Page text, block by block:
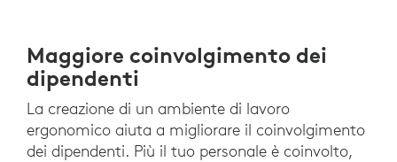
Maggiore coinvolgimento dei
dipendenti
La creazione di un ambiente di lavoro
ergonomico aiuta a migliorare il coinvolgimento
dei dipendenti. Più il tuo personale è coinvolto,